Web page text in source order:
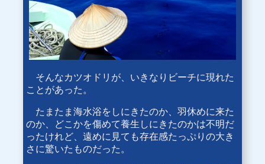
そんなカツオドリが、いきなりビーチに現れた
ことがあった。
たまたま海水浴をしにきたのか、羽休めに来た
のか、どこかを傷めて養生しにきたのかは不明だ
ったけれど、遠めに見ても存在感たっぷりの大き
さに驚いたものだった。